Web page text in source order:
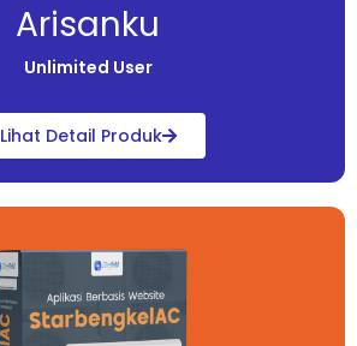
Arisanku
Unlimited User
Lihat Detail Produk